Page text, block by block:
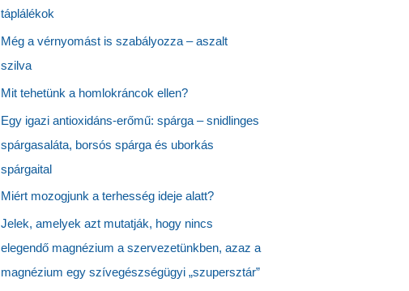
táplálékok
Még a vérnyomást is szabályozza – aszalt
szilva
Mit tehetünk a homlokráncok ellen?
Egy igazi antioxidáns-erőmű: spárga – snidlinges
spárgasaláta, borsós spárga és uborkás
spárgaital
Miért mozogjunk a terhesség ideje alatt?
Jelek, amelyek azt mutatják, hogy nincs
elegendő magnézium a szervezetünkben, azaz a
magnézium egy szívegészségügyi „szupersztár”